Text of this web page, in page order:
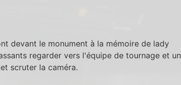
devant le monument à la mémoire de lady
regarder vers l'équipe de tournage et un
scruter la caméra.